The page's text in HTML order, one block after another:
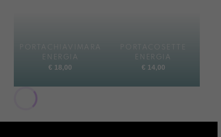
PORTACHIAVIMARA
ENERGIA
€ 18,00
PORTACOSETTE
ENERGIA
€ 14,00